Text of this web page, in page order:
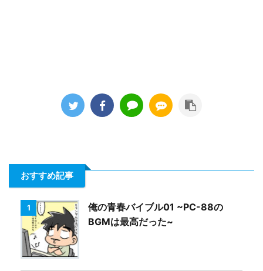
おすすめ記事
1
俺の青春バイブル01 ~PC-88の
BGMは最高だった~